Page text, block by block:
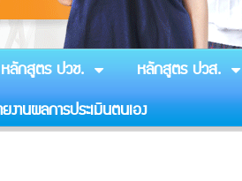
หลักสูตร ปวช. หลักสูตร ปวส.
งานผลการประเมินตนเอง